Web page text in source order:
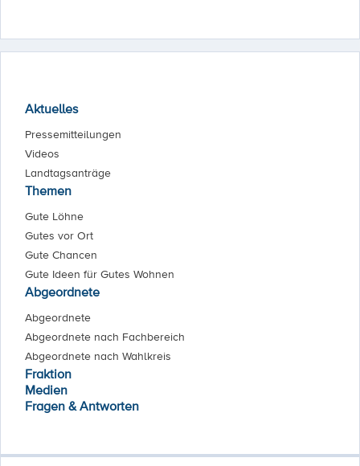
Aktuelles
Pressemitteilungen
Videos
Landtagsanträge
Themen
Gute Löhne
Gutes vor Ort
Gute Chancen
Gute Ideen für Gutes Wohnen
Abgeordnete
Abgeordnete
Abgeordnete nach Fachbereich
Abgeordnete nach Wahlkreis
Fraktion
Medien
Fragen & Antworten